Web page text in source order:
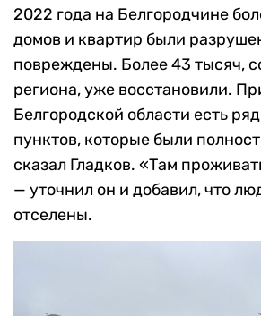
2022 года на Белгородчине
домов и квартир были
повреждены. Более 43 тысяч,
региона, уже восстановили.
Белгородской области есть
пунктов, которые были
сказал Гладков. «Там
— уточнил он и добавил, что
отселены.